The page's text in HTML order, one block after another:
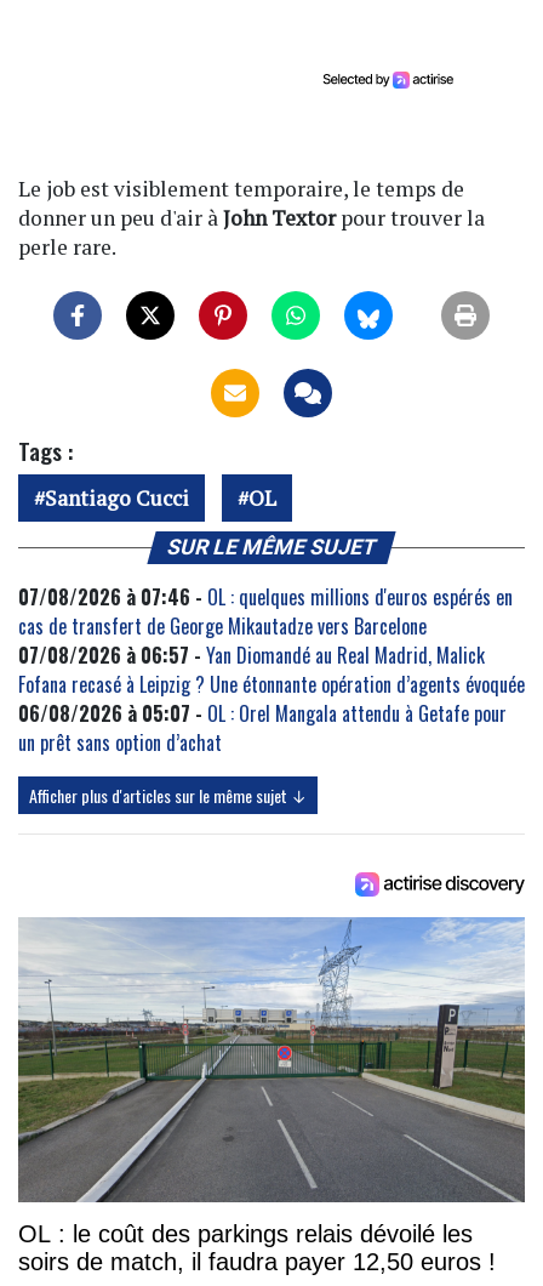
Le job est visiblement temporaire, le temps de
donner un peu d'air àJohn Textorpour trouver la
perle rare.
Tags :
Santiago Cucci OL
SUR LE MÊME SUJET
07/08/2026 à 07:46 - OL : quelques millions d'euros espérés en
cas de transfert de George Mikautadze vers Barcelone
07/08/2026 à 06:57 - Yan Diomandé au Real Madrid, Malick
Fofana recasé à Leipzig ? Une étonnante opération d’agents évoquée
06/08/2026 à 05:07 - OL : Orel Mangala attendu à Getafe pour
un prêt sans option d’achat
Afficher plus d'articles sur le même sujet ↓
OL : le coût des parkings relais dévoilé les
soirs de match, il faudra payer 12,50 euros !